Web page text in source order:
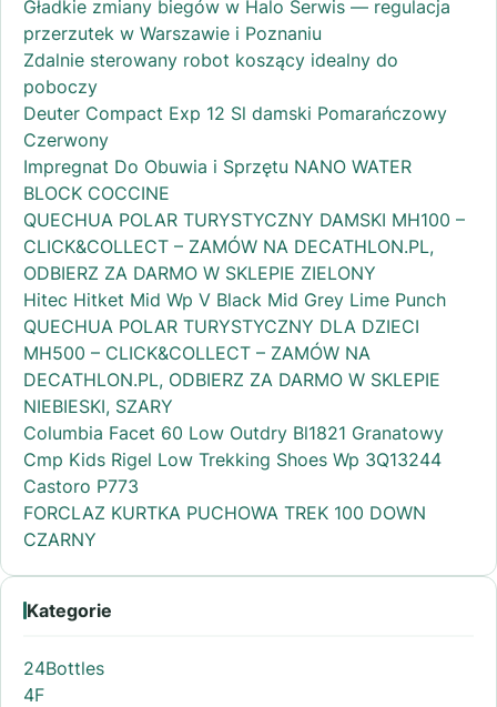
Gładkie zmiany biegów w Halo Serwis — regulacja
przerzutek w Warszawie i Poznaniu
Zdalnie sterowany robot koszący idealny do
poboczy
Deuter Compact Exp 12 Sl damski Pomarańczowy
Czerwony
Impregnat Do Obuwia i Sprzętu NANO WATER
BLOCK COCCINE
QUECHUA POLAR TURYSTYCZNY DAMSKI MH100 –
CLICK&COLLECT – ZAMÓW NA DECATHLON.PL,
ODBIERZ ZA DARMO W SKLEPIE ZIELONY
Hitec Hitket Mid Wp V Black Mid Grey Lime Punch
QUECHUA POLAR TURYSTYCZNY DLA DZIECI
MH500 – CLICK&COLLECT – ZAMÓW NA
DECATHLON.PL, ODBIERZ ZA DARMO W SKLEPIE
NIEBIESKI, SZARY
Columbia Facet 60 Low Outdry Bl1821 Granatowy
Cmp Kids Rigel Low Trekking Shoes Wp 3Q13244
Castoro P773
FORCLAZ KURTKA PUCHOWA TREK 100 DOWN
CZARNY
Kategorie
24Bottles
4F